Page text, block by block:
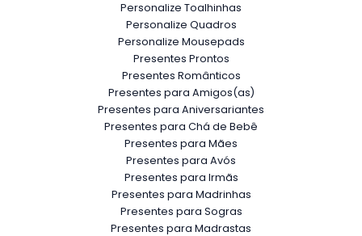
Personalize Toalhinhas
Personalize Quadros
Personalize Mousepads
Presentes Prontos
Presentes Românticos
Presentes para Amigos(as)
Presentes para Aniversariantes
Presentes para Chá de Bebê
Presentes para Mães
Presentes para Avós
Presentes para Irmãs
Presentes para Madrinhas
Presentes para Sogras
Presentes para Madrastas